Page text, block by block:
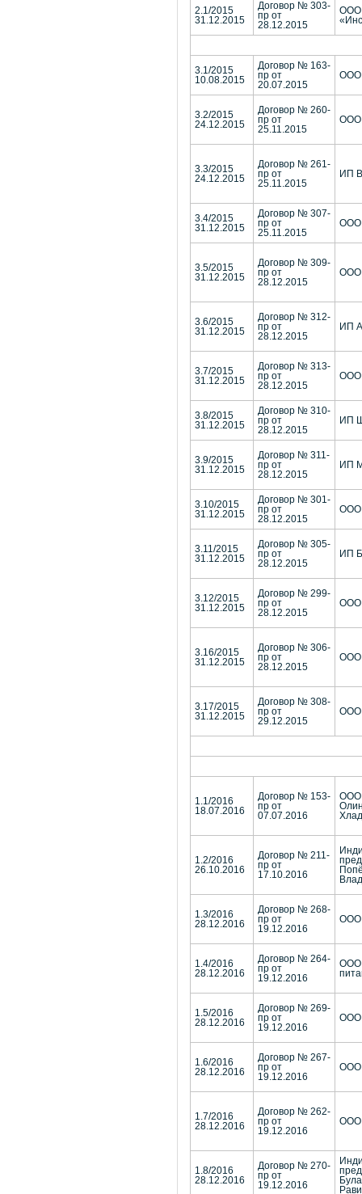
2.1/2015
31.12.2015
Договор № 303-
пр от
28.12.2015
ООО
3.1/2015
10.08.2015
Договор № 163-
пр от
20.07.2015
ООО
3.2/2015
24.12.2015
Договор № 260-
пр от
25.11.2015
ООО
3.3/2015
24.12.2015
Договор № 261-
пр от
25.11.2015
ИП
3.4/2015
31.12.2015
Договор № 307-
пр от
25.11.2015
ООО
3.5/2015
31.12.2015
Договор № 309-
пр от
28.12.2015
ООО
3.6/2015
31.12.2015
Договор № 312-
пр от
28.12.2015
ИП
3.7/2015
31.12.2015
Договор № 313-
пр от
28.12.2015
ООО
3.8/2015
31.12.2015
Договор № 310-
пр от
28.12.2015
ИП
3.9/2015
31.12.2015
Договор № 311-
пр от
28.12.2015
ИП
3.10/2015
31.12.2015
Договор № 301-
пр от
28.12.2015
ООО
3.11/2015
31.12.2015
Договор № 305-
пр от
28.12.2015
ИП
3.12/2015
31.12.2015
Договор № 299-
пр от
28.12.2015
ООО
3.16/2015
31.12.2015
Договор № 306-
пр от
28.12.2015
ООО
3.17/2015
31.12.2015
Договор № 308-
пр от
29.12.2015
ООО
1.1/2016
18.07.2016
Договор № 153-
пр от
07.07.2016
ООО
1.2/2016
26.10.2016
Договор № 211-
пр от
17.10.2016
1.3/2016
28.12.2016
Договор № 268-
пр от
19.12.2016
ООО
1.4/2016
28.12.2016
Договор № 264-
пр от
19.12.2016
ООО
1.5/2016
28.12.2016
Договор № 269-
пр от
19.12.2016
ООО
1.6/2016
28.12.2016
Договор № 267-
пр от
19.12.2016
ООО
1.7/2016
28.12.2016
Договор № 262-
пр от
19.12.2016
ООО
1.8/2016
28.12.2016
Договор № 270-
пр от
19.12.2016